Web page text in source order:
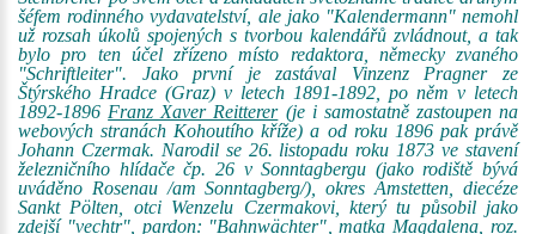
šéfem rodinného vydavatelství, ale jako "Kalendermann" nemohl
už rozsah úkolů spojených s tvorbou kalendářů zvládnout, a tak
bylo pro ten účel zřízeno místo redaktora, německy zvaného
"Schriftleiter". Jako první je zastával Vinzenz Pragner ze
Štýrského Hradce (Graz) v letech 1891-1892, po něm v letech
1892-1896 Franz Xaver Reitterer(je i samostatně zastoupen na
webových stranách Kohoutího kříže) a od roku 1896 pak právě
Johann Czermak. Narodil se 26. listopadu roku 1873 ve stavení
železničního hlídače čp. 26 v Sonntagbergu (jako rodiště bývá
uváděno Rosenau /am Sonntagberg/), okres Amstetten, diecéze
Sankt Pölten, otci Wenzelu Czermakovi, který tu působil jako
zdejší "vechtr", pardon: "Bahnwächter", matka Magdalena, roz.